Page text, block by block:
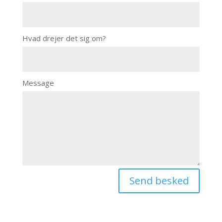
Hvad drejer det sig om?
Message
Send besked